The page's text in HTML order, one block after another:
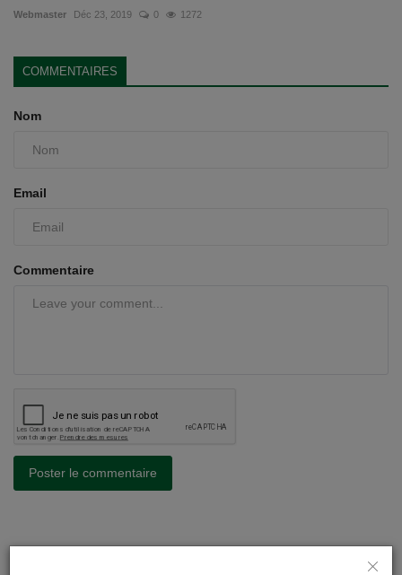
Webmaster Déc 23, 2019 0 1272
COMMENTAIRES
Nom
Email
Commentaire
Poster le commentaire